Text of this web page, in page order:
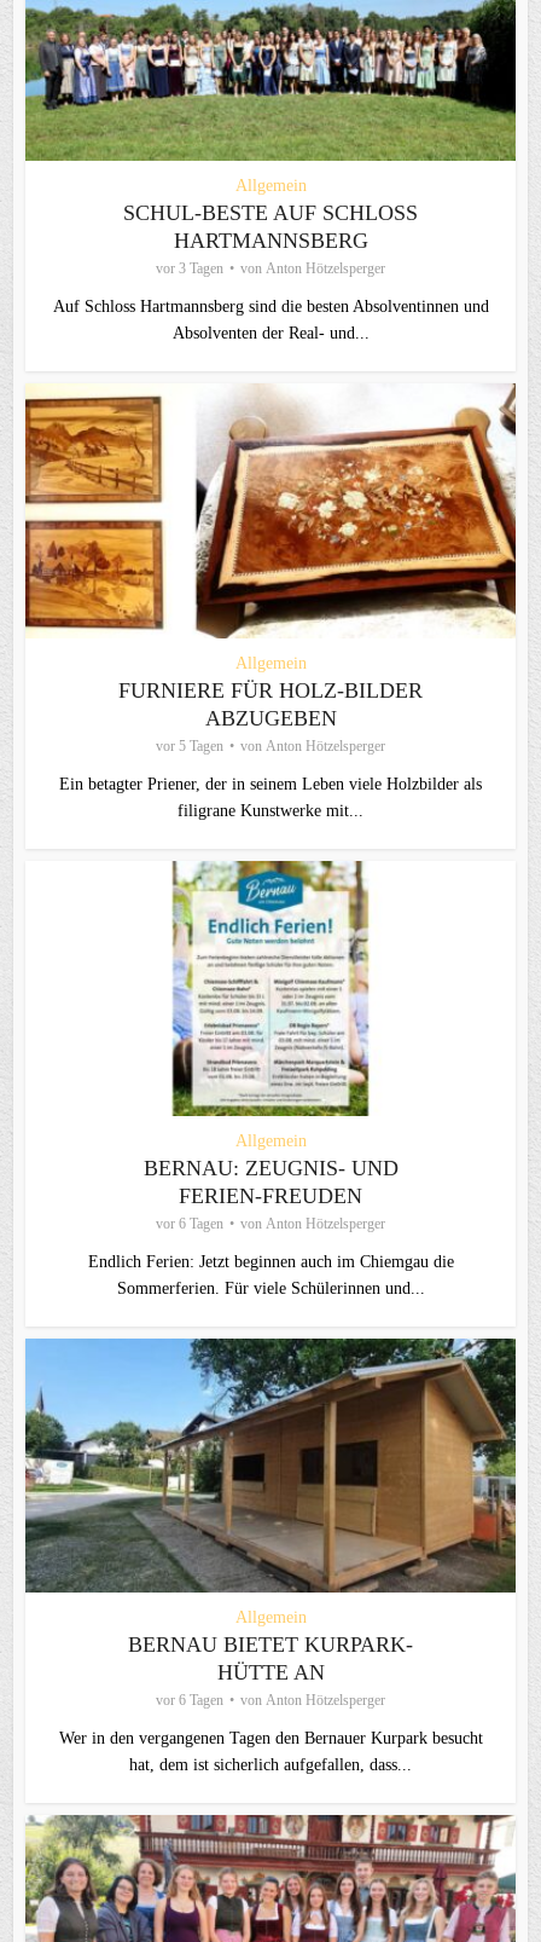
Allgemein
SCHUL-BESTE AUF SCHLOSS
HARTMANNSBERG
vor 3 Tagen von Anton Hötzelsperger
Auf Schloss Hartmannsberg sind die besten Absolventinnen und
Absolventen der Real- und...
Allgemein
FURNIERE FÜR HOLZ-BILDER
ABZUGEBEN
vor 5 Tagen von Anton Hötzelsperger
Ein betagter Priener, der in seinem Leben viele Holzbilder als
filigrane Kunstwerke mit...
Allgemein
BERNAU: ZEUGNIS- UND
FERIEN-FREUDEN
vor 6 Tagen von Anton Hötzelsperger
Endlich Ferien: Jetzt beginnen auch im Chiemgau die
Sommerferien. Für viele Schülerinnen und...
Allgemein
BERNAU BIETET KURPARK-
HÜTTE AN
vor 6 Tagen von Anton Hötzelsperger
Wer in den vergangenen Tagen den Bernauer Kurpark besucht
hat, dem ist sicherlich aufgefallen, dass...